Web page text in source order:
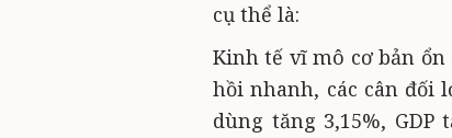
cụ thể là:
Kinh tế vĩ mô cơ bản
hồi nhanh, các cân đối
dùng tăng 3,15%,